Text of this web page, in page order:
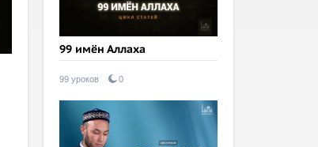
99 имён Аллаха
99 уроков 0